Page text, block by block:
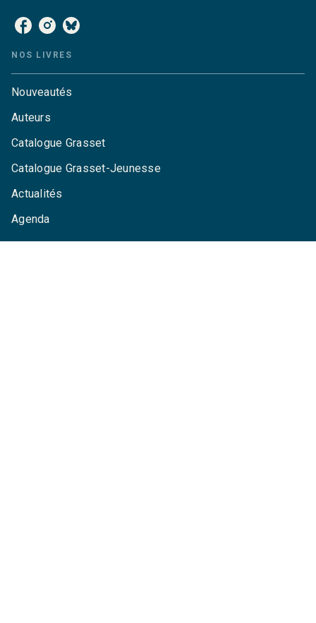
NOS LIVRES
Nouveautés
Auteurs
Catalogue Grasset
Catalogue Grasset-Jeunesse
Actualités
Agenda